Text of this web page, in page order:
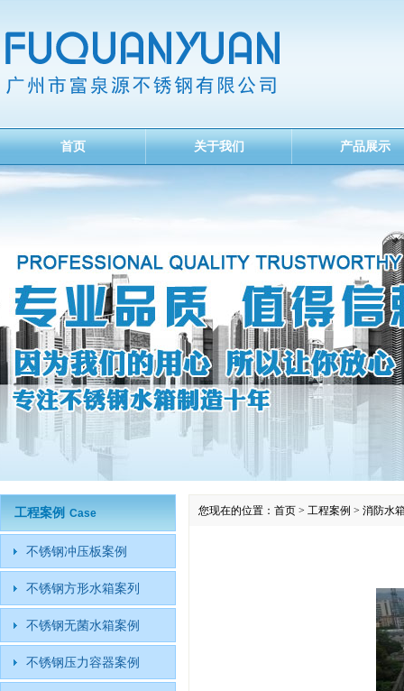
首页 关于我们 产品展示
您现在的位置： 首页 > 工程案例 > 消防水
工程案例 Case
不锈钢冲压板案例
不锈钢方形水箱案列
不锈钢无菌水箱案例
不锈钢压力容器案例